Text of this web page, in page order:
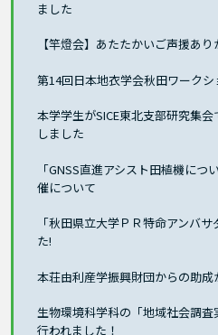
ました
【竿燈会】あたたかいご声援あ
第14回日本地衣学会秋田ワーク
本学学生がSICE東北支部研究集
しました
「GNSS直進アシスト田植機につ
催について
「秋田県立大学ＰＲ特命アンバ
た!
本荘由利産学振興財団からの助成
生物環境科学科の「地域社会調
行われました！